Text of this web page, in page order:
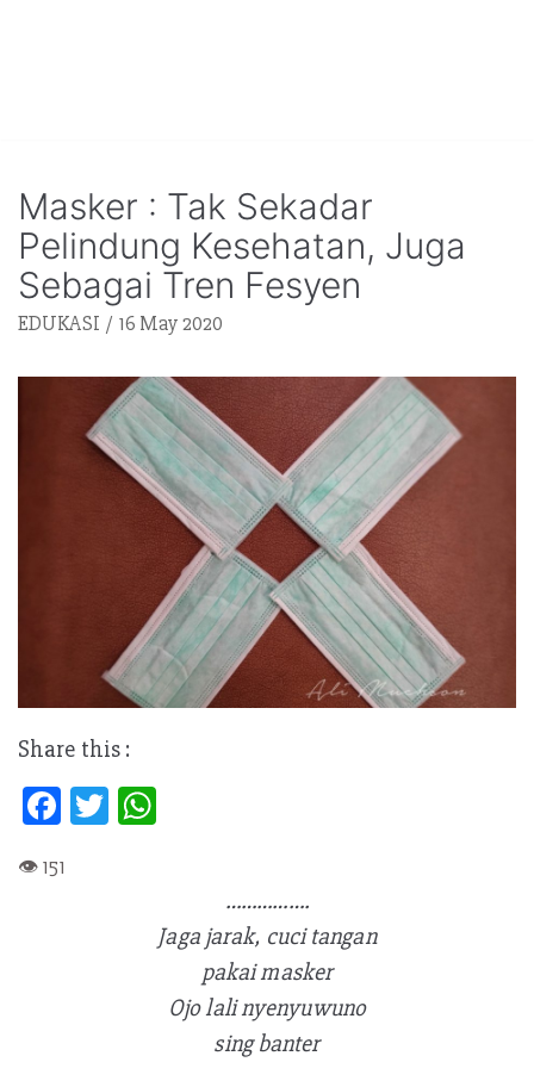
Masker : Tak Sekadar
Pelindung Kesehatan, Juga
Sebagai Tren Fesyen
EDUKASI 16 May 2020
Share this :
Fa
b
T
s
A
p
…………….
Jaga jarak, cuci tangan
pakai masker
Ojo lali nyenyuwuno
sing banter